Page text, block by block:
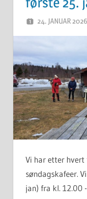
24. JANUAR 2026
Vi har etter
søndagskafeer.
jan) fra kl. 12.00